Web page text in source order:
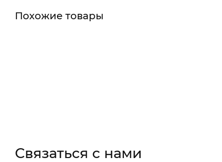
Похожие товары
Связаться с нами